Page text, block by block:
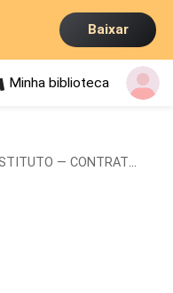
Baixar
Minha biblioteca
— CONTRATO DE CASAMENTO